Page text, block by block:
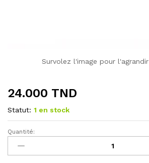
Survolez l'image pour l'agrandir
24.000 TND
Statut: 1 en stock
Microcontrôleur
PIC16F628A-
I/P
Quantité: